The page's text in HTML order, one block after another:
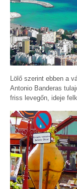
Lölő szerint ebben a
Antonio Banderas
friss levegőn, ideje